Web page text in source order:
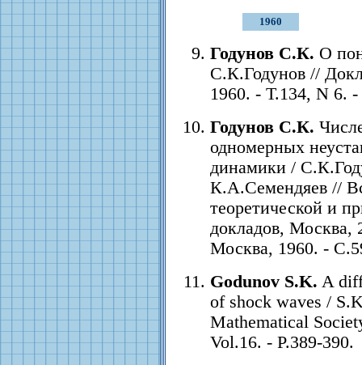
1960
Годунов С.К. О
С.К.Годунов //
1960. - Т.134, N 6.
Годунов С.К.
одномерных
динамики /
К.А.Семендяев //
теоретической и
докладов, Москва,
Москва, 1960. -
Godunov S.K. A
of shock waves /
Mathematical
Vol.16. - P.389-390.